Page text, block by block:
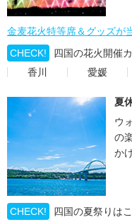
金麦花火特等席＆グッズが
CHECK!
四国の花火開催
香川
愛媛
夏
ウ
の
か
CHECK!
四国の夏祭りは